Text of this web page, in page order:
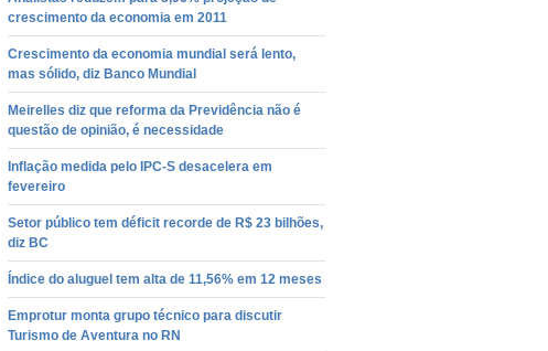
crescimento da economia em 2011
Crescimento da economia mundial será lento,
mas sólido, diz Banco Mundial
Meirelles diz que reforma da Previdência não é
questão de opinião, é necessidade
Inflação medida pelo IPC-S desacelera em
fevereiro
Setor público tem déficit recorde de R$ 23 bilhões,
diz BC
Índice do aluguel tem alta de 11,56% em 12 meses
Emprotur monta grupo técnico para discutir
Turismo de Aventura no RN